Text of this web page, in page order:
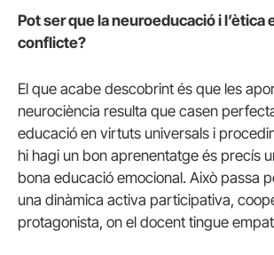
Pot ser que la neuroeducació i l’ètica
conflicte?
El que acabe descobrint és que les
neurociència resulta que casen
educació en virtuts universals i
hi hagi un bon aprenentatge és precís
bona educació emocional. Això passa
una dinàmica activa participativa,
protagonista, on el docent tingue